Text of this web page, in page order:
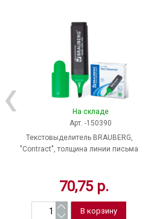
На складе
Арт. -150390
Текстовыделитель BRAUBERG,
"Contract", толщина линии письма
70,75 р.